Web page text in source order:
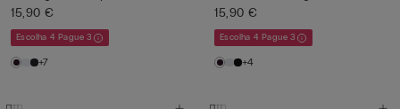
15,90 €
Escolha 4 Pague 3
+7
Superi...
15,90 €
Escolha 4 Pague 3
+4